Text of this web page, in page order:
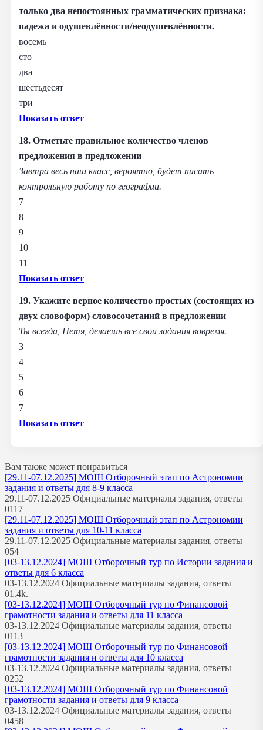
только два непостоянных грамматических признака:
падежа и одушевлённости/неодушевлённости.
восемь
сто
два
шестьдесят
три
Показать ответ
18. Отметьте правильное количество членов
предложения в предложении
Завтра весь наш класс, вероятно, будет писать
контрольную работу по географии.
7
8
9
10
11
Показать ответ
19. Укажите верное количество простых (состоящих из
двух словоформ) словосочетаний в предложении
Ты всегда, Петя, делаешь все свои задания вовремя.
3
4
5
6
7
Показать ответ
Вам также может понравиться
[29.11-07.12.2025] МОШ Отборочный этап по Астрономии
задания и ответы для 8-9 класса
29.11-07.12.2025 Официальные материалы задания, ответы
0117
[29.11-07.12.2025] МОШ Отборочный этап по Астрономии
задания и ответы для 10-11 класса
29.11-07.12.2025 Официальные материалы задания, ответы
054
[03-13.12.2024] МОШ Отборочный тур по Истории задания и
ответы для 6 класса
03-13.12.2024 Официальные материалы задания, ответы
01.4k.
[03-13.12.2024] МОШ Отборочный тур по Финансовой
грамотности задания и ответы для 11 класса
03-13.12.2024 Официальные материалы задания, ответы
0113
[03-13.12.2024] МОШ Отборочный тур по Финансовой
грамотности задания и ответы для 10 класса
03-13.12.2024 Официальные материалы задания, ответы
0252
[03-13.12.2024] МОШ Отборочный тур по Финансовой
грамотности задания и ответы для 9 класса
03-13.12.2024 Официальные материалы задания, ответы
0458